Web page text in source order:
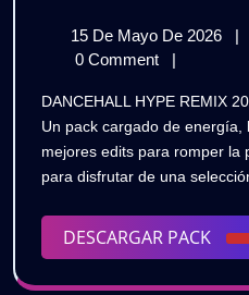
15 De Mayo De 2026
15
De
|
0 Comment
|
DANCEHALL HYPE REMIX 2026 ⚡🔥DJ EDITS | VOL.2 🎧
Un pack cargado de energía,
mejores edits para romper la
para disfrutar de una
DESCARGAR PACK